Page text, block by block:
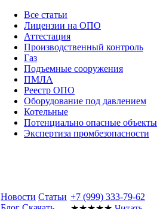
Все статьи
Лицензии на ОПО
Аттестация
Производственный контроль
Газ
Подъемные сооружения
ПМЛА
Реестр ОПО
Оборудование под давлением
Котельные
Потенциально опасные объекты
Экспертиза промбезопасности
Новости Статьи +7 (999) 333-79-62